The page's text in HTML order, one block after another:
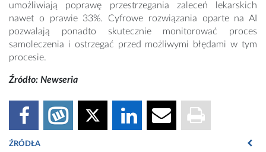
umożliwiają poprawę przestrzegania zaleceń lekarskich
nawet o prawie 33%. Cyfrowe rozwiązania oparte na AI
pozwalają ponadto skutecznie monitorować proces
samoleczenia i ostrzegać przed możliwymi błędami w tym
procesie.
Źródło: Newseria
ŹRÓDŁA